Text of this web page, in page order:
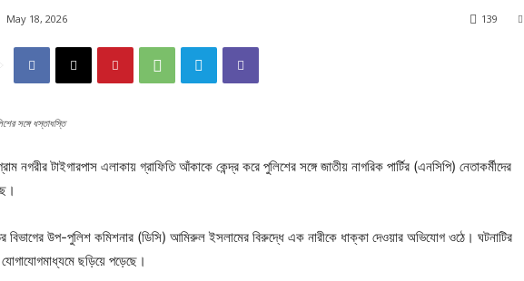
May 18, 2026 139
সঙ্গে ধস্তাধস্তি
নগরীর টাইগারপাস এলাকায় গ্রাফিতি আঁকাকে কেন্দ্র করে পুলিশের সঙ্গে জাতীয় নাগরিক পার্টির (এনসিপি) নেতাকর্মীদের
উপ-পুলিশ কমিশনার (ডিসি) আমিরুল ইসলামের বিরুদ্ধে এক নারীকে ধাক্কা দেওয়ার অভিযোগ ওঠে। ঘটনাটির
ছড়িয়ে পড়েছে।